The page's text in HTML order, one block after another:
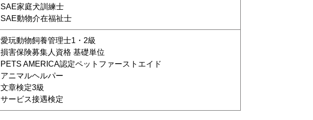
SAE家庭犬訓練士
SAE動物介在福祉士
愛玩動物飼養管理士1・2級
損害保険募集人資格 基礎単位
PETS AMERICA認定ペットファーストエイド
アニマルヘルパー
文章検定3級
サービス接遇検定